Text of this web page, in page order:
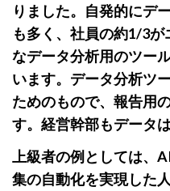
りました。自発的にデ
も多く、社員の約1/3
なデータ分析用のツー
います。データ分析ツ
ためのもので、報告用
す。経営幹部もデータ
上級者の例としては、
集の自動化を実現した